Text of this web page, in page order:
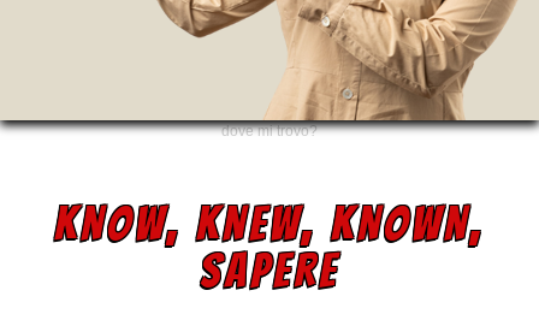
dove mi trovo?
KNOW, KNEW, KNOWN,
SAPERE